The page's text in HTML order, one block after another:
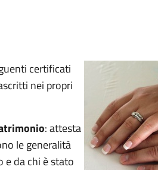
certificati
nei propri
: attesta
le generalità
e da chi è stato